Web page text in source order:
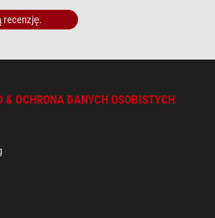
$ 19,90*
VAT, plus koszty przesyłki.
recenzję.
& OCHRONA DANYCH OSOBISTYCH